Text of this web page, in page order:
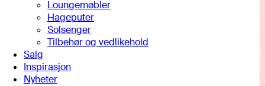
Loungemøbler
Hageputer
Solsenger
Tilbehør og vedlikehold
Salg
Inspirasjon
Nyheter